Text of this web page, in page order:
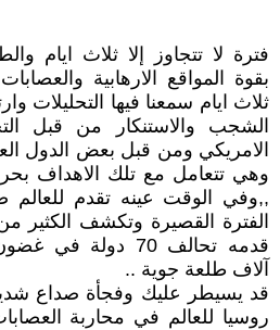
فترة لا تتجاوز إلا ثلاث ايام
بقوة المواقع الارهابية
ثلاث ايام سمعنا فيها التحليلات
الشجب والاستنكار من قبل
الامريكي ومن قبل بعض الدول
وهي تتعامل مع تلك الاهداف
,,وفي الوقت عينه تقدم
الفترة القصيرة وتكشف الكثير
قدمه تحالف 70
آلاف طلعة جوية ..
قد يسيطر عليك وفجأة صداع
روسيا للعالم في محاربة